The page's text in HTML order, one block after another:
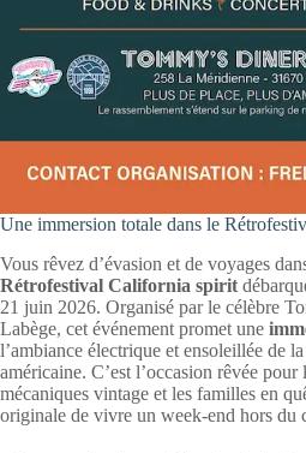
Une immersion totale dans le
Vous rêvez d’évasion et de voyages
Rétrofestival California spirit
21 juin 2026. Organisé par le célèbre
Labège, cet événement promet une
l’ambiance électrique et ensoleillée de
américaine. C’est l’occasion rêvée pour
mécaniques vintage et les familles en
originale de vivre un week-end hors du